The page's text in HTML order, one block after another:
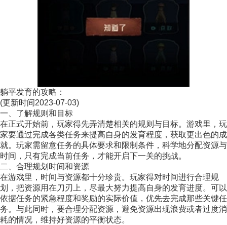
躺平发育的攻略：
(更新时间2023-07-03)
一、了解规则和目标
在正式开始前，玩家得先弄清楚相关的规则与目标。游戏里，玩
家要通过完成各类任务来提高自身的发育程度，获取更出色的成
就。玩家需留意任务的具体要求和限制条件，科学地分配资源与
时间，只有完成当前任务，才能开启下一关的挑战。
二、合理规划时间和资源
在游戏里，时间与资源都十分珍贵。玩家得对时间进行合理规
划，把资源用在刀刃上，尽最大努力提高自身的发育进度。可以
依据任务的紧急程度和奖励的实际价值，优先去完成那些关键任
务。与此同时，要合理分配资源，避免资源出现浪费或者过度消
耗的情况，维持好资源的平衡状态。